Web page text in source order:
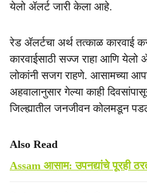
येलो ॲलर्ट जारी केला आहे.
रेड ॲलर्टचा अर्थ तत्काळ कारवाई
कारवाईसाठी सज्ज राहा आणि येलो
लोकांनी सजग राहणे. आसामच्या
अहवालानुसार गेल्या काही
जिल्ह्यातील जनजीवन कोलमडून
Also Read
Assam आसाम: उपनद्यांचे पूरही